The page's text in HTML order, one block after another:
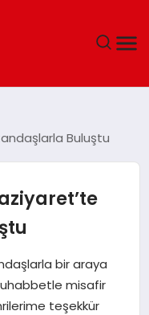
Buluştu
bir araya
misafir
teşekkür